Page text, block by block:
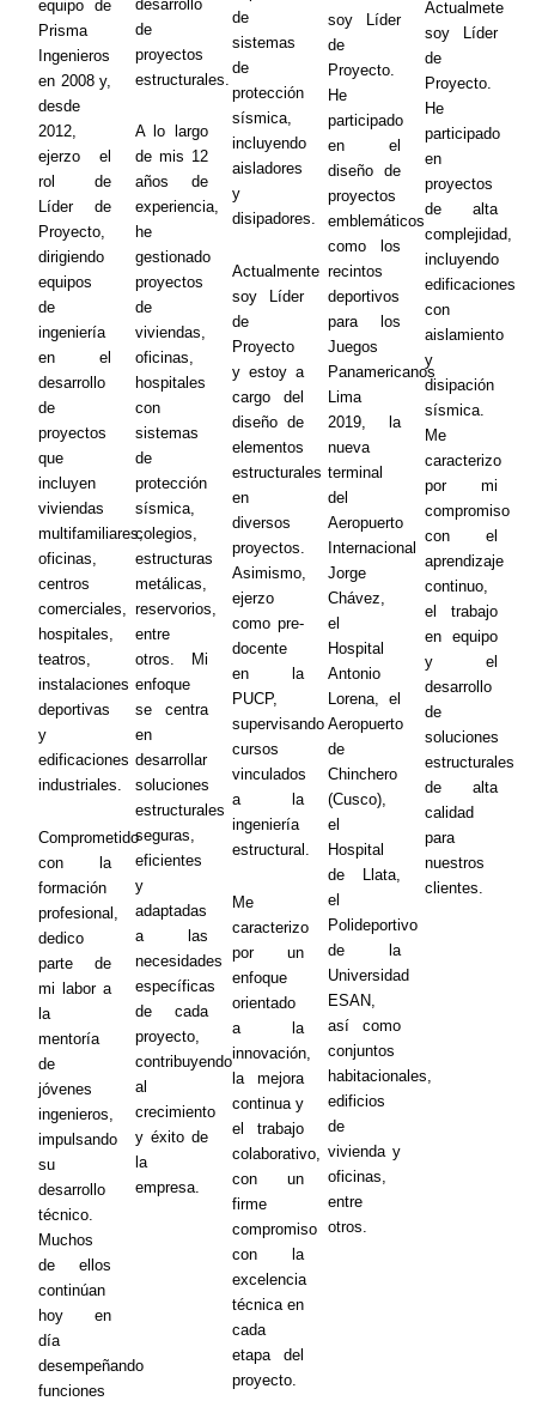
equipo de
Prisma
Ingenieros
en 2008 y,
desde
2012,
ejerzo el
rol de
Líder de
Proyecto,
dirigiendo
equipos
de
ingeniería
en el
desarrollo
de
proyectos
que
incluyen
viviendas
multifamiliares,
oficinas,
centros
comerciales,
hospitales,
teatros,
instalaciones
deportivas
y
edificaciones
industriales.
Comprometido
con la
formación
profesional,
dedico
parte de
mi labor a
la
mentoría
de
jóvenes
ingenieros,
impulsando
su
desarrollo
técnico.
Muchos
de ellos
continúan
hoy en
día
desempeñando
funciones
desarrollo
de
proyectos
estructurales.
A lo largo
de mis 12
años de
experiencia,
he
gestionado
proyectos
de
viviendas,
oficinas,
hospitales
con
sistemas
de
protección
sísmica,
colegios,
estructuras
metálicas,
reservorios,
entre
otros. Mi
enfoque
se centra
en
desarrollar
soluciones
estructurales
seguras,
eficientes
y
adaptadas
a las
necesidades
específicas
de cada
proyecto,
contribuyendo
al
crecimiento
y éxito de
la
empresa.
de
sistemas
de
protección
sísmica,
incluyendo
aisladores
y
disipadores.
Actualmente
soy Líder
de
Proyecto
y estoy a
cargo del
diseño de
elementos
estructurales
en
diversos
proyectos.
Asimismo,
ejerzo
como pre-
docente
en la
PUCP,
supervisando
cursos
vinculados
a la
ingeniería
estructural.
Me
caracterizo
por un
enfoque
orientado
a la
innovación,
la mejora
continua y
el trabajo
colaborativo,
con un
firme
compromiso
con la
excelencia
técnica en
cada
etapa del
proyecto.
soy Líder
de
Proyecto.
He
participado
en el
diseño de
proyectos
emblemáticos
como los
recintos
deportivos
para los
Juegos
Panamericanos
Lima
2019, la
nueva
terminal
del
Aeropuerto
Internacional
Jorge
Chávez,
el
Hospital
Antonio
Lorena, el
Aeropuerto
de
Chinchero
(Cusco),
el
Hospital
de Llata,
el
Polideportivo
de la
Universidad
ESAN,
así como
conjuntos
habitacionales,
edificios
de
vivienda y
oficinas,
entre
otros.
Actualmete
soy Líder
de
Proyecto.
He
participado
en
proyectos
de alta
complejidad,
incluyendo
edificaciones
con
aislamiento
y
disipación
sísmica.
Me
caracterizo
por mi
compromiso
con el
aprendizaje
continuo,
el trabajo
en equipo
y el
desarrollo
de
soluciones
estructurales
de alta
calidad
para
nuestros
clientes.